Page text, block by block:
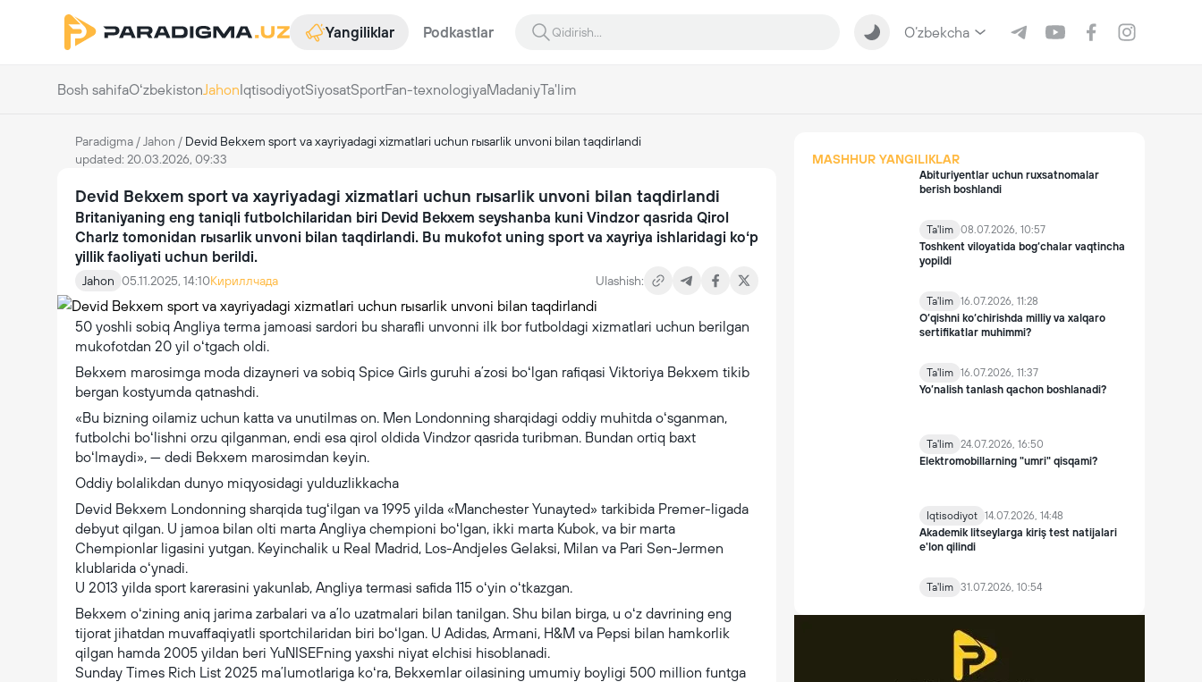
Yangiliklar Podkastlar O‘zbekcha
Bosh sahifaOʻzbekistonJahonIqtisodiyotSiyosatSportFan-texnologiyaMadaniyTa'lim
Paradigma / Jahon / Devid Bekxem sport va xayriyadagi xizmatlari uchun rыsarlik unvoni bilan taqdirlandi
updated: 20.03.2026, 09:33
Devid Bekxem sport va xayriyadagi xizmatlari uchun rыsarlik unvoni bilan taqdirlandi
Britaniyaning eng taniqli futbolchilaridan biri Devid Bekxem seyshanba kuni Vindzor qasrida Qirol
Charlz tomonidan rыsarlik unvoni bilan taqdirlandi. Bu mukofot uning sport va xayriya ishlaridagi koʻp
yillik faoliyati uchun berildi.
Jahon 05.11.2025, 14:10Кириллчада Ulashish:
50 yoshli sobiq Angliya terma jamoasi sardori bu sharafli unvonni ilk bor futboldagi xizmatlari uchun berilgan
mukofotdan 20 yil oʻtgach oldi.
Bekxem marosimga moda dizayneri va sobiq Spice Girls guruhi aʼzosi boʻlgan rafiqasi Viktoriya Bekxem tikib
bergan kostyumda qatnashdi.
«Bu bizning oilamiz uchun katta va unutilmas on. Men Londonning sharqidagi oddiy muhitda oʻsganman,
futbolchi boʻlishni orzu qilganman, endi esa qirol oldida Vindzor qasrida turibman. Bundan ortiq baxt
boʻlmaydi», — dedi Bekxem marosimdan keyin.
Oddiy bolalikdan dunyo miqyosidagi yulduzlikkacha
Devid Bekxem Londonning sharqida tugʻilgan va 1995 yilda «Manchester Yunayted» tarkibida Premer-ligada
debyut qilgan. U jamoa bilan olti marta Angliya chempioni boʻlgan, ikki marta Kubok, va bir marta
Chempionlar ligasini yutgan. Keyinchalik u Real Madrid, Los-Andjeles Gelaksi, Milan va Pari Sen-Jermen
klublarida oʻynadi.
U 2013 yilda sport karerasini yakunlab, Angliya termasi safida 115 oʻyin oʻtkazgan.
Bekxem oʻzining aniq jarima zarbalari va aʼlo uzatmalari bilan tanilgan. Shu bilan birga, u oʻz davrining eng
tijorat jihatdan muvaffaqiyatli sportchilaridan biri boʻlgan. U Adidas, Armani, H&M va Pepsi bilan hamkorlik
qilgan hamda 2005 yildan beri YuNISEFning yaxshi niyat elchisi hisoblanadi.
Sunday Times Rich List 2025 maʼlumotlariga koʻra, Bekxemlar oilasining umumiy boyligi 500 million funtga
MASHHUR YANGILIKLAR
Abituriyentlar uchun ruxsatnomalar
berish boshlandi
Ta'lim 08.07.2026, 10:57
Toshkent viloyatida bog‘chalar vaqtincha
yopildi
Ta'lim 16.07.2026, 11:28
O‘qishni ko‘chirishda milliy va xalqaro
sertifikatlar muhimmi?
Ta'lim 16.07.2026, 11:37
Yo’nalish tanlash qachon boshlanadi?
Ta'lim 24.07.2026, 16:50
Elektromobillarning "umri" qisqami?
Iqtisodiyot 14.07.2026, 14:48
Akademik litseylarga kiriş test natijalari
e'lon qilindi
Ta'lim 31.07.2026, 10:54